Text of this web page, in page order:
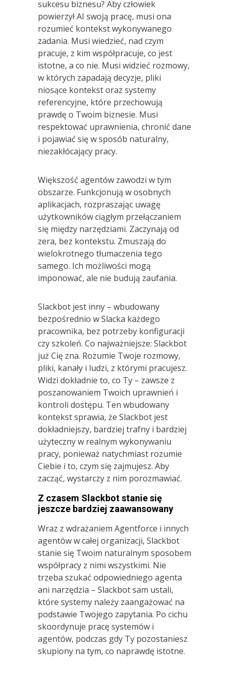
sukcesu biznesu? Aby człowiek
powierzył AI swoją pracę, musi ona
rozumieć kontekst wykonywanego
zadania. Musi wiedzieć, nad czym
pracuje, z kim współpracuje, co jest
istotne, a co nie. Musi widzieć rozmowy,
w których zapadają decyzje, pliki
niosące kontekst oraz systemy
referencyjne, które przechowują
prawdę o Twoim biznesie. Musi
respektować uprawnienia, chronić dane
i pojawiać się w sposób naturalny,
niezakłócający pracy.
Większość agentów zawodzi w tym
obszarze. Funkcjonują w osobnych
aplikacjach, rozpraszając uwagę
użytkowników ciągłym przełączaniem
się między narzędziami. Zaczynają od
zera, bez kontekstu. Zmuszają do
wielokrotnego tłumaczenia tego
samego. Ich możliwości mogą
imponować, ale nie budują zaufania.
Slackbot jest inny – wbudowany
bezpośrednio w Slacka każdego
pracownika, bez potrzeby konfiguracji
czy szkoleń. Co najważniejsze: Slackbot
już Cię zna. Rozumie Twoje rozmowy,
pliki, kanały i ludzi, z którymi pracujesz.
Widzi dokładnie to, co Ty – zawsze z
poszanowaniem Twoich uprawnień i
kontroli dostępu. Ten wbudowany
kontekst sprawia, że Slackbot jest
dokładniejszy, bardziej trafny i bardziej
użyteczny w realnym wykonywaniu
pracy, ponieważ natychmiast rozumie
Ciebie i to, czym się zajmujesz. Aby
zacząć, wystarczy z nim porozmawiać.
Z czasem Slackbot stanie się
jeszcze bardziej zaawansowany
Wraz z wdrażaniem Agentforce i innych
agentów w całej organizacji, Slackbot
stanie się Twoim naturalnym sposobem
współpracy z nimi wszystkimi. Nie
trzeba szukać odpowiedniego agenta
ani narzędzia – Slackbot sam ustali,
które systemy należy zaangażować na
podstawie Twojego zapytania. Po cichu
skoordynuje pracę systemów i
agentów, podczas gdy Ty pozostaniesz
skupiony na tym, co naprawdę istotne.